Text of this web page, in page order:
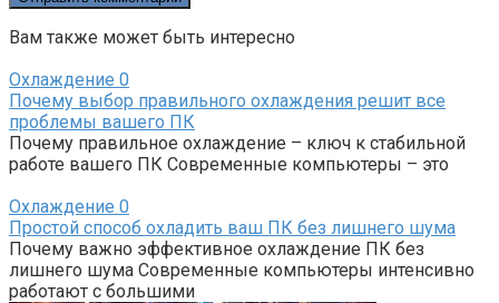
Вам также может быть интересно
Охлаждение 0
Почему выбор правильного охлаждения решит все
проблемы вашего ПК
Почему правильное охлаждение – ключ к стабильной
работе вашего ПК Современные компьютеры – это
Охлаждение 0
Простой способ охладить ваш ПК без лишнего шума
Почему важно эффективное охлаждение ПК без
лишнего шума Современные компьютеры интенсивно
работают с большими